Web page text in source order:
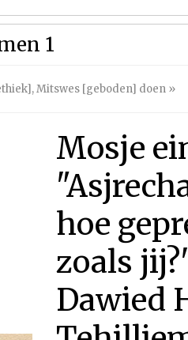
1
,Mitswes [geboden] doen »
Mosje
hoe
zoals
Dawied